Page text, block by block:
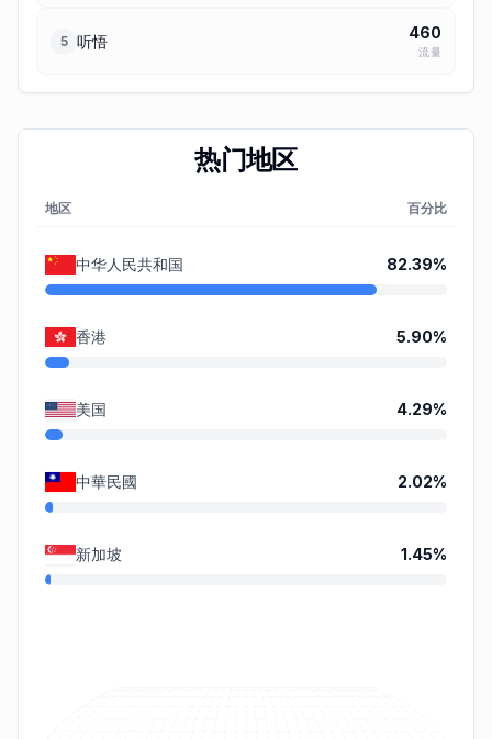
5 听悟 460
流量
热门地区
地区 百分比
中华人民共和国 82.39%
香港 5.90%
美国 4.29%
中華民國 2.02%
新加坡 1.45%